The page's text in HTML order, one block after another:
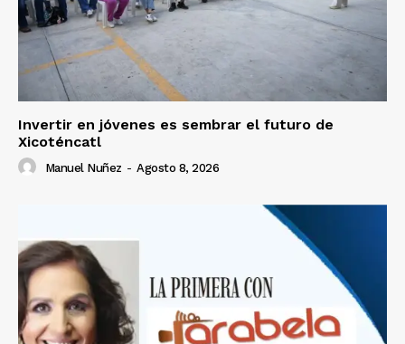
Invertir en jóvenes es sembrar el futuro de
Xicoténcatl
Manuel Nuñez - Agosto 8, 2026